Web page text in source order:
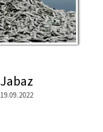
Jabaz
19.09.2022